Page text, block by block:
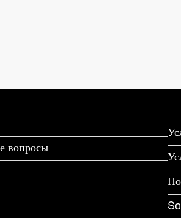
вопросы